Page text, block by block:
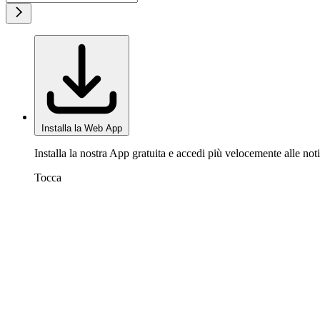
Installa la Web App
Installa la nostra App gratuita e accedi più velocemente alle
Tocca